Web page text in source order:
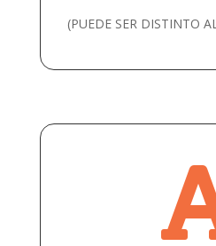
(PUEDE SER DISTINTO